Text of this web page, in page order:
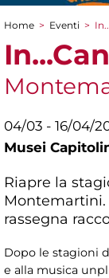
Tu sei qui
Home > Eventi >
04/03 - 16/04/
Musei
Riapre la
rassegna
Dopo le stagioni
e alla musica